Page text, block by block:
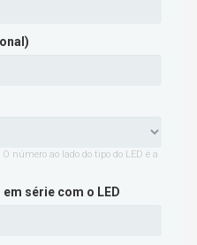
número ao lado do tipo do LED é a
série com o LED